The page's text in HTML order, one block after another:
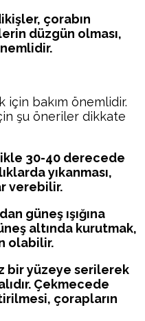
çorabın
düzgün olması,
için bakım önemlidir.
şu öneriler dikkate
30-40 derecede
yıkanması,
verebilir.
güneş ışığına
altında kurutmak,
olabilir.
bir yüzeye serilerek
Çekmecede
çorapların